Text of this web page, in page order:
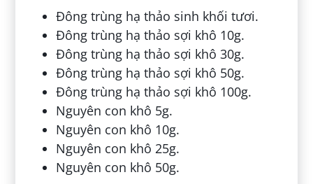
Đông trùng hạ thảo sinh khối tươi.
Đông trùng hạ thảo sợi khô 10g.
Đông trùng hạ thảo sợi khô 30g.
Đông trùng hạ thảo sợi khô 50g.
Đông trùng hạ thảo sợi khô 100g.
Nguyên con khô 5g.
Nguyên con khô 10g.
Nguyên con khô 25g.
Nguyên con khô 50g.